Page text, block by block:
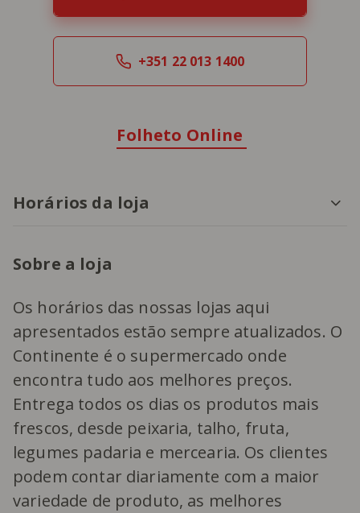
+351 22 013 1400
Folheto Online
Horários da loja
Sobre a loja
Os horários das nossas lojas aqui
apresentados estão sempre atualizados. O
Continente é o supermercado onde
encontra tudo aos melhores preços.
Entrega todos os dias os produtos mais
frescos, desde peixaria, talho, fruta,
legumes padaria e mercearia. Os clientes
podem contar diariamente com a maior
variedade de produto, as melhores